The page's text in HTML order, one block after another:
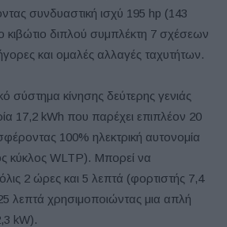
συνδυαστική ισχύ 195 hp (143
κιβώτιο διπλού συμπλέκτη 7 σχέσεων
και ομαλές αλλαγές ταχυτήτων.
σύστημα κίνησης δεύτερης γενιάς
17,2 kWh που παρέχει επιπλέον 20
100% ηλεκτρική αυτονομία
κύκλος WLTP). Μπορεί να
2 ώρες και 5 λεπτά (φορτιστής 7,4
λεπτά χρησιμοποιώντας μια απλή
kW).